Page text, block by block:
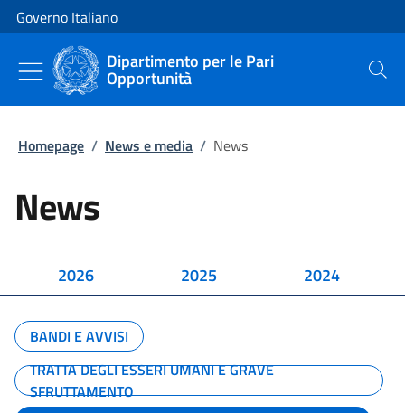
Vai al contenuto
Vai alla navigazione del sito
Governo Italiano
Dipartimento per le Pari
Opportunità Cerca
Homepage / News e media / News
News
2026 2025 2024
BANDI E AVVISI
TRATTA DEGLI ESSERI UMANI E GRAVE
SFRUTTAMENTO